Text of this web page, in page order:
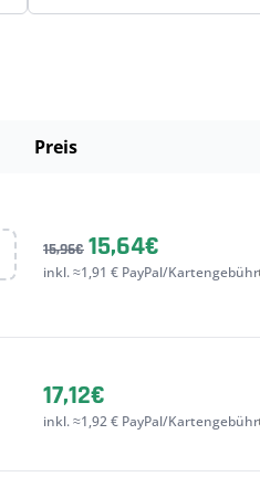
Preis
15,96€ 15,64€
inkl. ≈1,91 € PayPal/Kartengebühr
17,12€
inkl. ≈1,92 € PayPal/Kartengebühr